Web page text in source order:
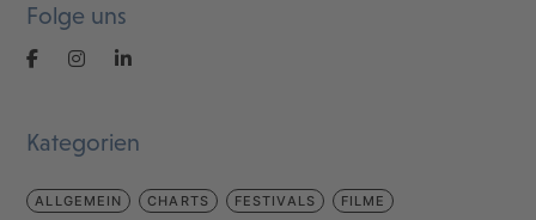
Folge uns
Kategorien
ALLGEMEIN CHARTS FESTIVALS FILME